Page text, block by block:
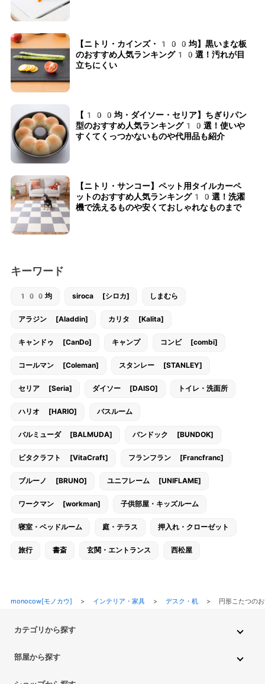
【ニトリ・カインズ・100均】黒いまな板
のおすすめ人気ランキング10選！汚れが目
立ちにくい
【100均・ダイソー・セリア】ちぎりパン
型のおすすめ人気ランキング10選！使いや
すくてくっつかないものや代用品も紹介
【ニトリ・サンコー】ペット用タイルカーペ
ットのおすすめ人気ランキング10選！洗濯
機で洗えるものや安くておしゃれなものまで
キーワード
100均 siroca [シロカ] しまむら
アラジン [Aladdin] カリタ [Kalita]
キャンドゥ [CanDo] キャンプ コンビ [combi]
コールマン [Coleman] スタンレー [STANLEY]
セリア [Seria] ダイソー [DAISO] トイレ・洗面所
ハリオ [HARIO] バスルーム
バルミューダ [BALMUDA] バンドック [BUNDOK]
ビタクラフト [VitaCraft] フランフラン [Francfranc]
ブルーノ [BRUNO] ユニフレーム [UNIFLAME]
ワークマン [workman] 子供部屋・キッズルーム
寝室・ベッドルーム 庭・テラス 押入れ・クローゼット
旅行 書斎 玄関・エントランス 西松屋
monocow[モノカウ] > インテリア・家具> デスク・机> 円形こたつの
カテゴリから探す
部屋から探す